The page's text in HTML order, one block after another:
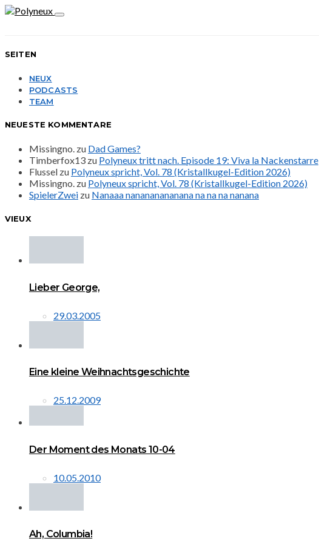
SEITEN
NEUX
PODCASTS
TEAM
NEUESTE KOMMENTARE
Missingno. zu Dad Games?
Timberfox13 zu Polyneux tritt nach. Episode 19: Viva la Nackenstarre
Flussel zu Polyneux spricht, Vol. 78 (Kristallkugel-Edition 2026)
Missingno. zu Polyneux spricht, Vol. 78 (Kristallkugel-Edition 2026)
SpielerZwei zu Nanaaa nanananananana na na na nanana
VIEUX
Lieber George,
29.03.2005
Eine kleine Weihnachtsgeschichte
25.12.2009
Der Moment des Monats 10-04
10.05.2010
Ah, Columbia!